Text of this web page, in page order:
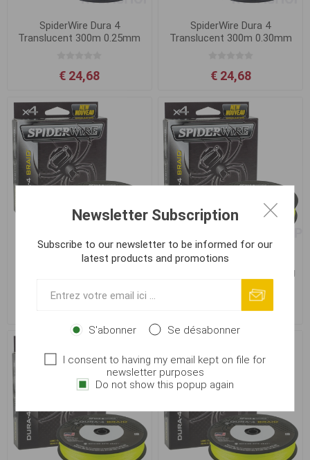
SpiderWire Dura 4
Translucent 300m 0.25mm
€ 24,68
SpiderWire Dura 4
Translucent 300m 0.30mm
€ 24,68
SpiderWire Dura 4 Hi-Vis
SpiderWire Dura 4 Hi-Vis
Yellow 300m 0.12mm 10.5kg
€ 24,68
Newsletter Subscription
Subscribe to our newsletter to be informed for our
latest products and promotions
S'abonner Se désabonner
I consent to having my email kept on file for
newsletter purposes
Do not show this popup again